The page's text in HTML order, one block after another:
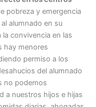
pobreza y emergencia
alumnado en su
convivencia en las
hay menores
permiso a los
del alumnado
no podemos
a nuestros hijos e hijas